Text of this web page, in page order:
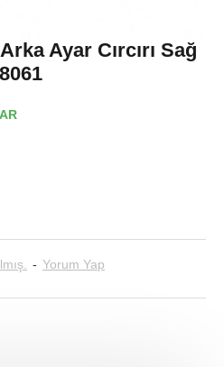
Ayar Cırcırı Sağ
- Yorum Yap